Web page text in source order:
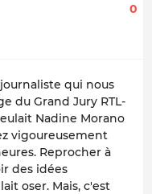
0
qui nous
du Grand Jury RTL-
Nadine Morano
vigoureusement
Reprocher à
des idées
oser. Mais, c'est